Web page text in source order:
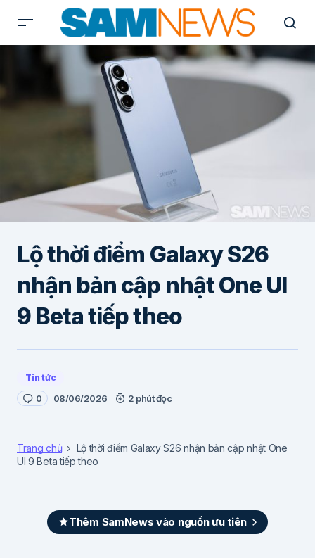
Lộ thời điểm Galaxy S26
nhận bản cập nhật One UI
9 Beta tiếp theo
Tin tức
0 08/06/2026 2 phút đọc
Trang chủ
Lộ thời điểm Galaxy S26 nhận bản cập nhật One
UI 9 Beta tiếp theo
Thêm SamNews vào nguồn ưu tiên